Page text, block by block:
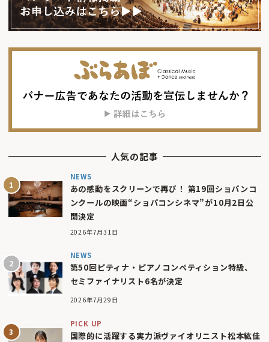
人気の記事
NEWS
あの感動をスクリーンで再び！ 第19回ショパンコ
ンクールの映画“ショパコンシネマ”が10月2日公
開決定
2026年7月31日
NEWS
第50回ピティナ・ピアノコンペティション特級、
セミファイナリスト6名が決定
2026年7月29日
PICK UP
国際的に活躍する実力派ヴァイオリニスト松本紘佳